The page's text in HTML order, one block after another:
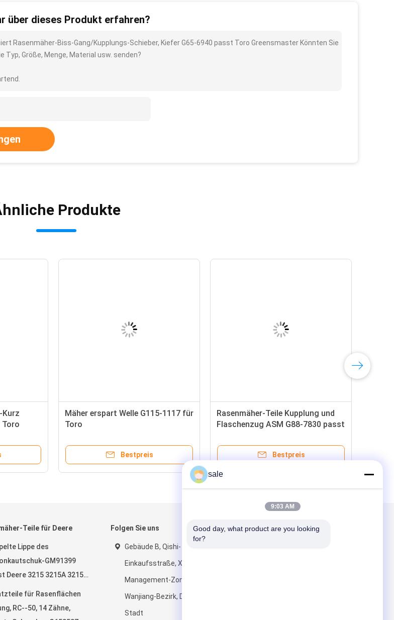
über dieses Produkt erfahren?
Rasenmäher-Biss-Gang/Kupplungs-Schieber, Kiefer G65-6940 passt Toro Greensmaster Könnten Sie
Typ, Größe, Menge, Material usw. senden?
Produkte
Kurz
Toro
Mäher erspart Welle G115-1117 für
Toro
Bestpreis
Rasenmäher-Teile Kupplung und
Flaschenzug ASM G88-7830 passt
Bestpreis
Teile für Deere
Lippe des
GM91399
Deere 3215 3215A 3215B
für Rasenflächen
RC--50, 14 Zähne,
Folgen Sie uns
Gebäude B, Qishi-
Einkaufsstraße, Xiyong-
Management-Zone,
Wanjiang-Bezirk, Dongguan-
Stadt
Mailen Sie uns
sale
9:03 AM
Good day, what product are you looking
for?